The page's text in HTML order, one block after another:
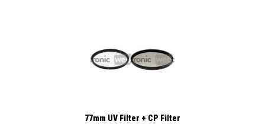
77mm UV Filter + CP Filter